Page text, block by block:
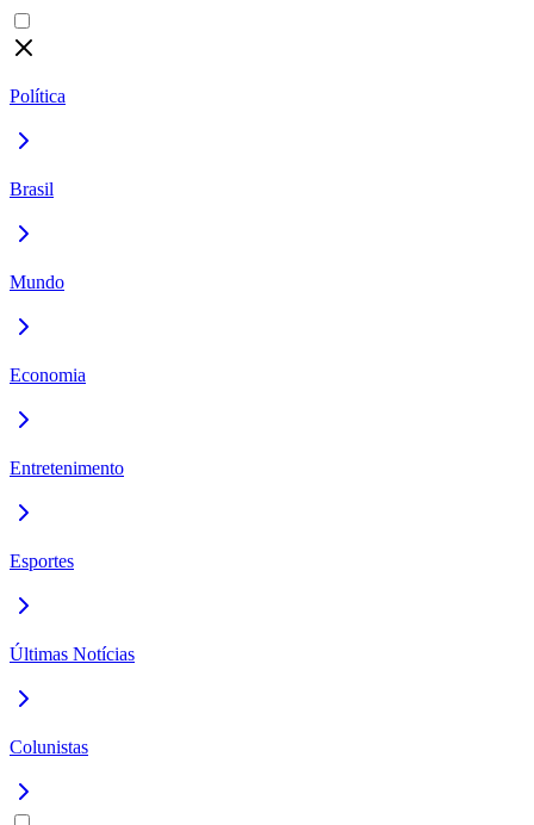
Política
Brasil
Mundo
Economia
Entretenimento
Esportes
Últimas Notícias
Colunistas